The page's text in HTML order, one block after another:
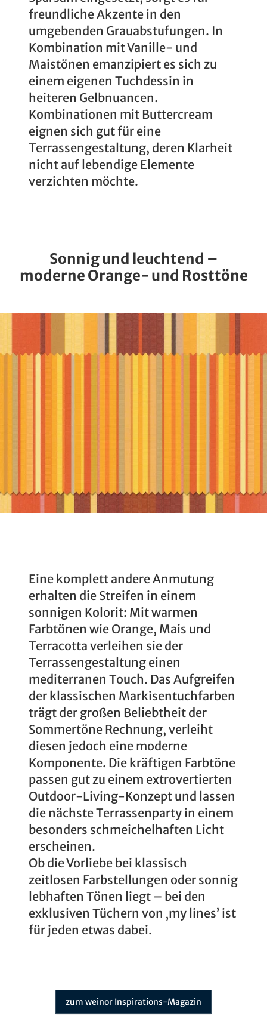
freundliche Akzente in den
umgebenden Grauabstufungen. In
Kombination mit Vanille- und
Maistönen emanzipiert es sich zu
einem eigenen Tuchdessin in
heiteren Gelbnuancen.
Kombinationen mit Buttercream
eignen sich gut für eine
Terrassengestaltung, deren Klarheit
nicht auf lebendige Elemente
verzichten möchte.
Sonnig und leuchtend –
moderne Orange- und Rosttöne
Eine komplett andere Anmutung
erhalten die Streifen in einem
sonnigen Kolorit: Mit warmen
Farbtönen wie Orange, Mais und
Terracotta verleihen sie der
Terrassengestaltung einen
mediterranen Touch. Das Aufgreifen
der klassischen Markisentuchfarben
trägt der großen Beliebtheit der
Sommertöne Rechnung, verleiht
diesen jedoch eine moderne
Komponente. Die kräftigen Farbtöne
passen gut zu einem extrovertierten
Outdoor-Living-Konzept und lassen
die nächste Terrassenparty in einem
besonders schmeichelhaften Licht
erscheinen.
Ob die Vorliebe bei klassisch
zeitlosen Farbstellungen oder sonnig
lebhaften Tönen liegt – bei den
exklusiven Tüchern von ‚my lines’ ist
für jeden etwas dabei.
zum weinor Inspirations-Magazin